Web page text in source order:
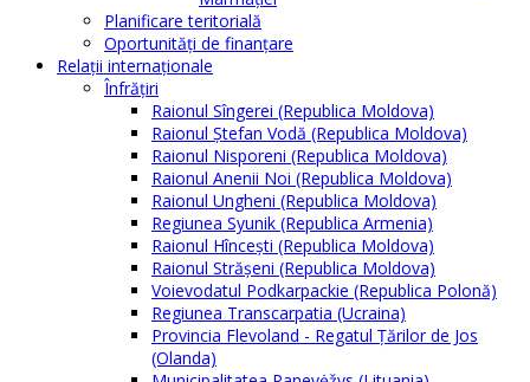
Planificare teritorială
Oportunităţi de finanţare
Relaţii internaţionale
Înfrăţiri
Raionul Sîngerei (Republica Moldova)
Raionul Ștefan Vodă (Republica Moldova)
Raionul Nisporeni (Republica Moldova)
Raionul Anenii Noi (Republica Moldova)
Raionul Ungheni (Republica Moldova)
Regiunea Syunik (Republica Armenia)
Raionul Hîncești (Republica Moldova)
Raionul Străşeni (Republica Moldova)
Voievodatul Podkarpackie (Republica Polonă)
Regiunea Transcarpatia (Ucraina)
Provincia Flevoland - Regatul Ţărilor de Jos
(Olanda)